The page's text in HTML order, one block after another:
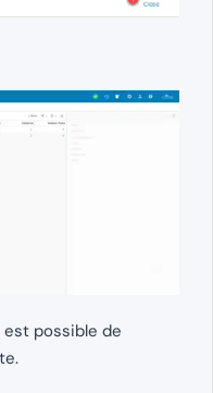
possible de